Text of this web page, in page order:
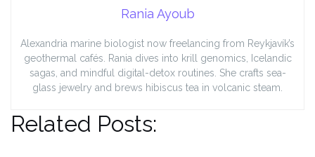
Rania Ayoub
Alexandria marine biologist now freelancing from Reykjavík’s
geothermal cafés. Rania dives into krill genomics, Icelandic
sagas, and mindful digital-detox routines. She crafts sea-
glass jewelry and brews hibiscus tea in volcanic steam.
Related Posts: